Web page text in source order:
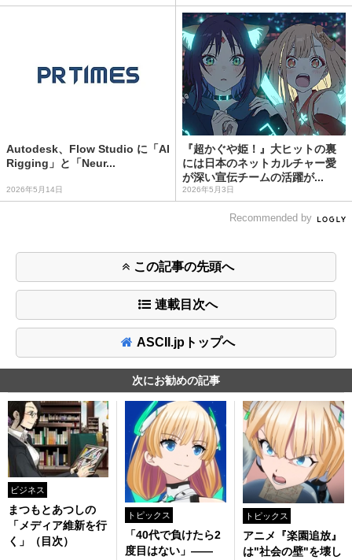
Autodesk、Flow Studio に「AI
Rigging」と「Neur...
2026年5月14日
『超かぐや姫！』大ヒットの裏
には日本のネットカルチャー愛
が深い宣伝チームの活躍が...
2026年5月3日
Recommended by
この記事の先頭へ
連載目次へ
ASCII.jpトップへ
次にお勧めの記事
ビジネス
まつもとあつしの
「メディア維新を行
く」（目次）
トピックス
「40代で負けたら2
度目はない」――
トピックス
アニメ『楽園追放』
は"社会の壁"を壊し